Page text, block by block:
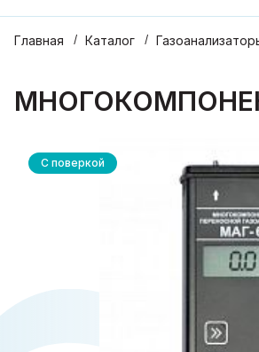
Главная Каталог
С поверкой